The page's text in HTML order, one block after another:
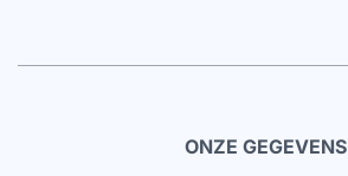
ONZE GEGEVENS